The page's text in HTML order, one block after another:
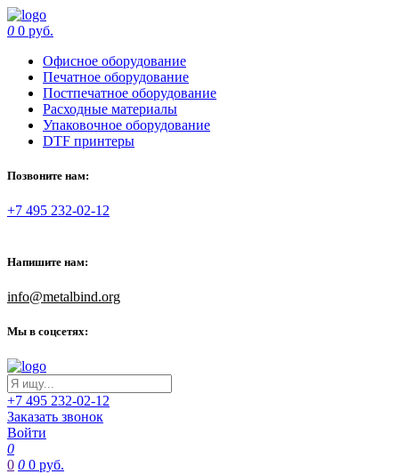
0 0 руб.
Офисное оборудование
Печатное оборудование
Постпечатное оборудование
Расходные материалы
Упаковочное оборудование
DTF принтеры
Позвоните нам:
+7 495 232-02-12
Напишите нам:
info@metalbind.org
Мы в соцсетях:
+7 495 232-02-12
Заказать звонок
Войти
0
0 0 0 руб.